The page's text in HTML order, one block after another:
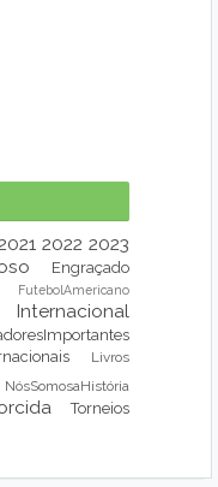
2022 2023
Engraçado
FutebolAmericano
Internacional
Livros
NósSomosaHistória
Torneios